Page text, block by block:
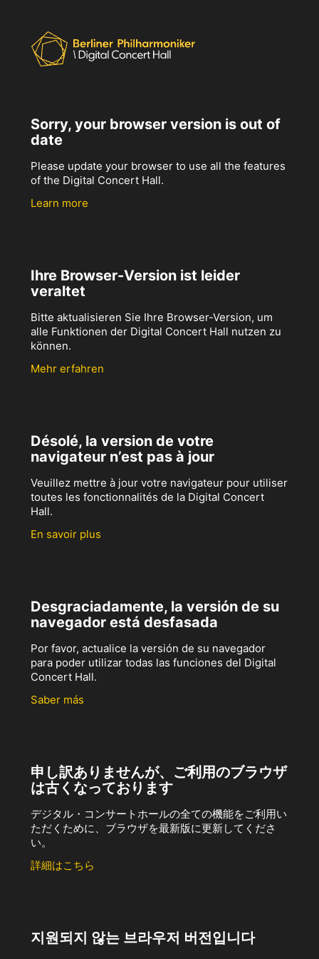
Sorry, your browser version is out of
date
Please update your browser to use all the features
of the Digital Concert Hall.
Learn more
Ihre Browser-Version ist leider
veraltet
Bitte aktualisieren Sie Ihre Browser-Version, um
alle Funktionen der Digital Concert Hall nutzen zu
können.
Mehr erfahren
Désolé, la version de votre
navigateur n’est pas à jour
Veuillez mettre à jour votre navigateur pour utiliser
toutes les fonctionnalités de la Digital Concert
Hall.
En savoir plus
Desgraciadamente, la versión de su
navegador está desfasada
Por favor, actualice la versión de su navegador
para poder utilizar todas las funciones del Digital
Concert Hall.
Saber más
申し訳ありませんが、ご利用のブラウザ
は古くなっております
デジタル・コンサートホールの全ての機能をご利用い
ただくために、ブラウザを最新版に更新してくださ
い。
詳細はこちら
지원되지 않는 브라우저 버전입니다